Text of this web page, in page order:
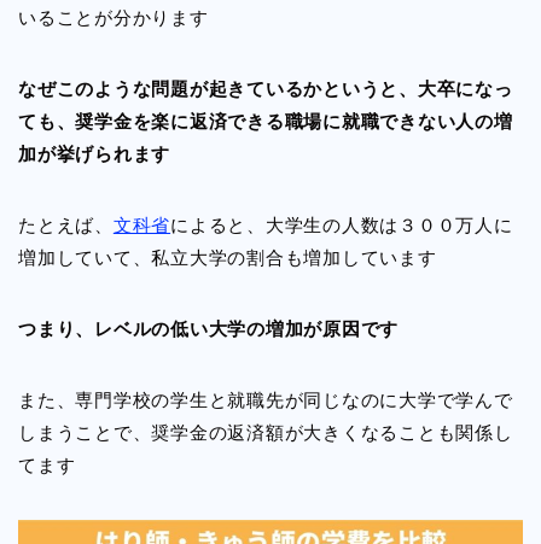
いることが分かります
なぜこのような問題が起きているかというと、大卒になっ
ても、奨学金を楽に返済できる職場に就職できない人の増
加が挙げられます
たとえば、 文科省によると、大学生の人数は３００万人に
増加していて、私立大学の割合も増加しています
つまり、レベルの低い大学の増加が原因です
また、専門学校の学生と就職先が同じなのに大学で学んで
しまうことで、奨学金の返済額が大きくなることも関係し
てます